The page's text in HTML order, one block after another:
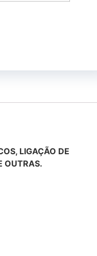
LIGAÇÃO DE
OUTRAS.